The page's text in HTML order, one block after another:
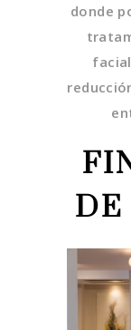
donde
DE